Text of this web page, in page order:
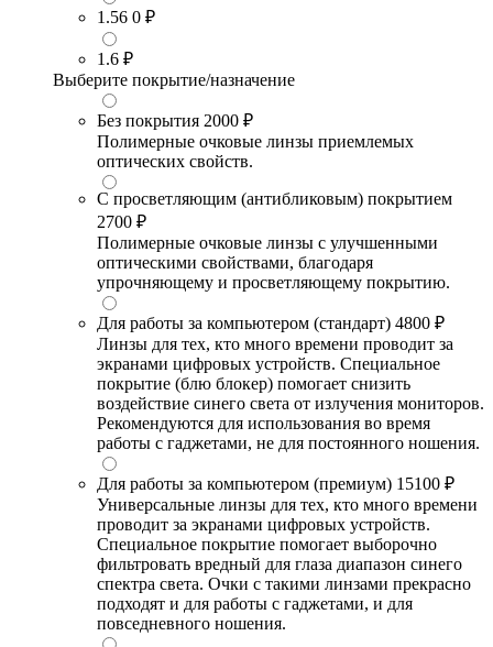
1.56 0 ₽
1.6 ₽
Выберите покрытие/назначение
Без покрытия 2000 ₽
Полимерные очковые линзы приемлемых
оптических свойств.
С просветляющим (антибликовым) покрытием
2700 ₽
Полимерные очковые линзы с улучшенными
оптическими свойствами, благодаря
упрочняющему и просветляющему покрытию.
Для работы за компьютером (стандарт) 4800 ₽
Линзы для тех, кто много времени проводит за
экранами цифровых устройств. Специальное
покрытие (блю блокер) помогает снизить
воздействие синего света от излучения мониторов.
Рекомендуются для использования во время
работы с гаджетами, не для постоянного ношения.
Для работы за компьютером (премиум) 15100 ₽
Универсальные линзы для тех, кто много времени
проводит за экранами цифровых устройств.
Специальное покрытие помогает выборочно
фильтровать вредный для глаза диапазон синего
спектра света. Очки с такими линзами прекрасно
подходят и для работы с гаджетами, и для
повседневного ношения.